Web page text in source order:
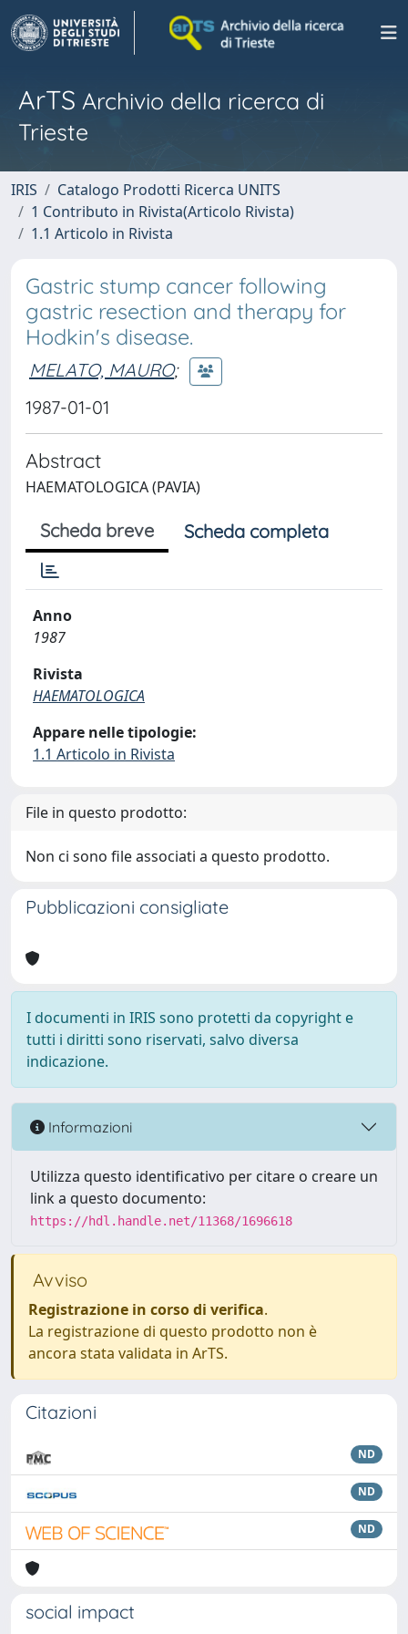
ArTS Archivio della ricerca di
Trieste
IRIS
Catalogo Prodotti Ricerca UNITS
1 Contributo in Rivista(Articolo Rivista)
1.1 Articolo in Rivista
Gastric stump cancer following
gastric resection and therapy for
Hodkin's disease.
MELATO, MAURO;
1987-01-01
Abstract
HAEMATOLOGICA (PAVIA)
Scheda breve Scheda completa
Anno
1987
Rivista
HAEMATOLOGICA
Appare nelle tipologie:
1.1 Articolo in Rivista
File in questo prodotto:
Non ci sono file associati a questo prodotto.
Pubblicazioni consigliate
I documenti in IRIS sono protetti da copyright e
tutti i diritti sono riservati, salvo diversa
indicazione.
Informazioni
Utilizza questo identificativo per citare o creare un
link a questo documento:
https://hdl.handle.net/11368/1696618
Avviso
Registrazione in corso di verifica.
La registrazione di questo prodotto non è
ancora stata validata in ArTS.
Citazioni
ND
ND
ND
social impact